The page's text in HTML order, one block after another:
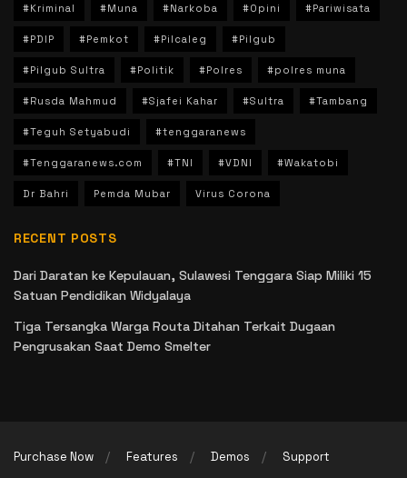
#Kriminal #Muna #Narkoba #Opini #Pariwisata
#PDIP #Pemkot #Pilcaleg #Pilgub
#Pilgub Sultra #Politik #Polres #polres muna
#Rusda Mahmud #Sjafei Kahar #Sultra #Tambang
#Teguh Setyabudi #tenggaranews
#Tenggaranews.com #TNI #VDNI #Wakatobi
Dr Bahri Pemda Mubar Virus Corona
RECENT POSTS
Dari Daratan ke Kepulauan, Sulawesi Tenggara Siap Miliki 15
Satuan Pendidikan Widyalaya
Tiga Tersangka Warga Routa Ditahan Terkait Dugaan
Pengrusakan Saat Demo Smelter
Purchase Now Features Demos Support